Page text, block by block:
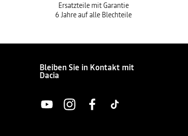
Ersatzteile mit Garantie
6 Jahre auf alle Blechteile
Bleiben Sie in Kontakt mit
Dacia